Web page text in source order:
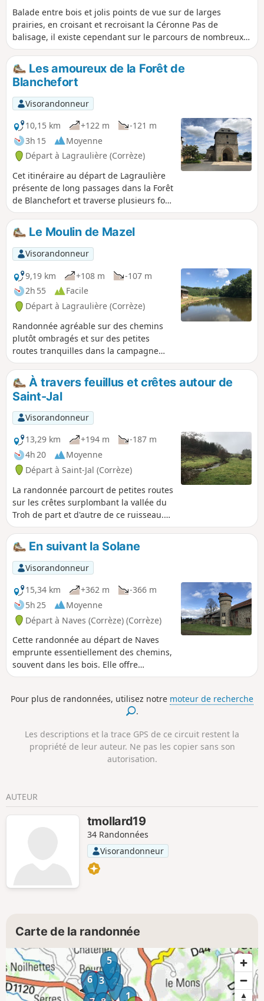
Balade entre bois et jolis points de vue sur de larges
prairies, en croisant et recroisant la Céronne Pas de
balisage, il existe cependant sur le parcours de nombreux
petits poteaux indiquant les directions (lieux-dits et
hameaux) installés par les " Chandareurs" l'association
navaroise de marche et de VTT.
Les amoureux de la Forêt de
Blanchefort
Visorandonneur
10,15 km
+122 m
-121 m
3h 15
Moyenne
Départ à Lagraulière (Corrèze)
Cet itinéraire au départ de Lagraulière
présente de long passages dans la Forêt
de Blanchefort et traverse plusieurs fois
le ruisseau du Brézou.
Le Moulin de Mazel
Visorandonneur
9,19 km
+108 m
-107 m
2h 55
Facile
Départ à Lagraulière (Corrèze)
Randonnée agréable sur des chemins
plutôt ombragés et sur des petites
routes tranquilles dans la campagne
corrézienne. Le chemin est entretenu
par Tulle Agglo et le balisage est en
Blanc.À travers feuillus et crêtes autour de
Saint-Jal
Visorandonneur
13,29 km
+194 m
-187 m
4h 20
Moyenne
Départ à Saint-Jal (Corrèze)
La randonnée parcourt de petites routes
sur les crêtes surplombant la vallée du
Troh de part et d'autre de ce ruisseau.
Elle emprunte une partie de l'itinéraire
de l'ancienne voie de chemin de fer
"Paris Orléans Corrèze" qui longe cette
vallée.
En suivant la Solane
Visorandonneur
15,34 km
+362 m
-366 m
5h 25
Moyenne
Départ à Naves (Corrèze) (Corrèze)
Cette randonnée au départ de Naves
emprunte essentiellement des chemins,
souvent dans les bois. Elle offre
plusieurs points de vue sur le massif
Manoir de Leyrat et du Château de
Pour plus de randonnées, utilisez notre moteur de recherche
.
Les descriptions et la trace GPS de ce circuit restent la
propriété de leur auteur. Ne pas les copier sans son
autorisation.
AUTEUR
tmollard19
34 Randonnées
Visorandonneur
Carte de la randonnée
1
2
3
4
5
6